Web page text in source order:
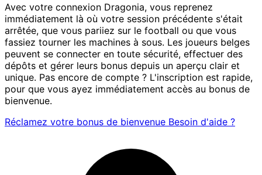
Avec votre connexion Dragonia, vous reprenez
immédiatement là où votre session précédente s'était
arrêtée, que vous pariiez sur le football ou que vous
fassiez tourner les machines à sous. Les joueurs belges
peuvent se connecter en toute sécurité, effectuer des
dépôts et gérer leurs bonus depuis un aperçu clair et
unique. Pas encore de compte ? L'inscription est rapide,
pour que vous ayez immédiatement accès au bonus de
bienvenue.
Réclamez votre bonus de bienvenue Besoin d'aide ?